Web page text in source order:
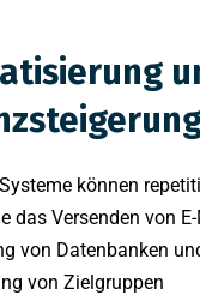
können
das Versenden von
von Datenbanken
von Zielgruppen